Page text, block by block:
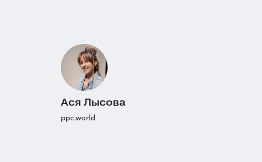
Ася Лысова
ppc.world